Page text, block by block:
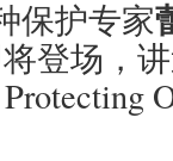
保护专家
登场，